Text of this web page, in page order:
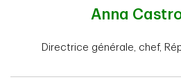
Anna
Directrice générale, chef,